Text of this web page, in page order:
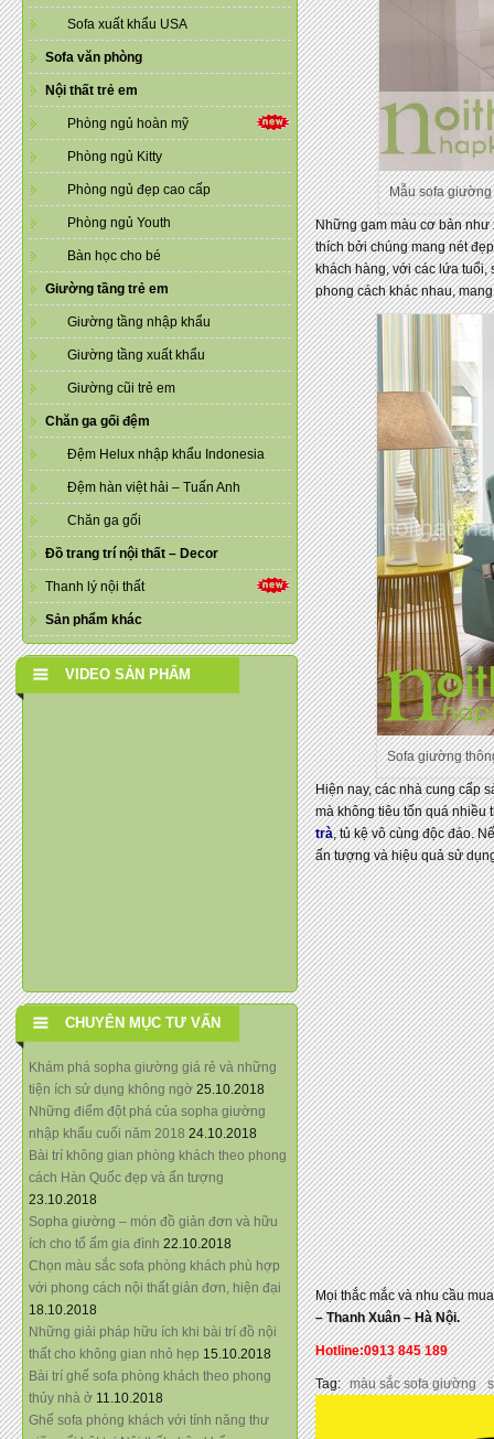
Sofa xuất khẩu USA
Sofa văn phòng
Nội thất trẻ em
Phòng ngủ hoàn mỹ
Phòng ngủ Kitty
Phòng ngủ đẹp cao cấp
Phòng ngủ Youth
Bàn học cho bé
Giường tầng trẻ em
Giường tầng nhập khẩu
Giường tầng xuất khẩu
Giường cũi trẻ em
Chăn ga gối đệm
Đệm Helux nhập khẩu Indonesia
Đệm hàn việt hải – Tuấn Anh
Chăn ga gối
Đồ trang trí nội thất – Decor
Thanh lý nội thất
Sản phẩm khác
VIDEO SẢN PHẨM
CHUYÊN MỤC TƯ VẤN
Khám phá sopha giường giá rẻ và những
tiện ích sử dụng không ngờ 25.10.2018
Những điểm đột phá của sopha giường
nhập khẩu cuối năm 2018 24.10.2018
Bài trí không gian phòng khách theo phong
cách Hàn Quốc đẹp và ấn tượng
23.10.2018
Sopha giường – món đồ giản đơn và hữu
ích cho tổ ấm gia đình 22.10.2018
Chọn màu sắc sofa phòng khách phù hợp
với phong cách nội thất giản đơn, hiện đại
18.10.2018
Những giải pháp hữu ích khi bài trí đồ nội
thất cho không gian nhỏ hẹp 15.10.2018
Bài trí ghế sofa phòng khách theo phong
thủy nhà ở 11.10.2018
Ghế sofa phòng khách với tính năng thư
Mẫu sofa giường
Những gam màu cơ bản như
thích bởi chúng mang nét
khách hàng, với các lứa
phong cách khác nhau,
Sofa giường
Hiện nay, các nhà cung cấp
mà không tiêu tốn quá nhiều
trà, tủ kệ vô cùng độc đáo.
ấn tượng và hiệu quả sử
Mọi thắc mắc và nhu cầu
– Thanh Xuân – Hà Nội.
Hotline:0913 845 189
Tag: màu sắc sofa giường